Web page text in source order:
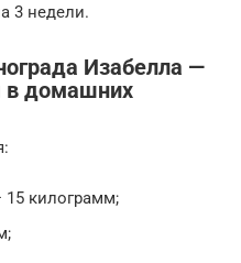
3 недели.
Изабелла —
в домашних
15 килограмм;